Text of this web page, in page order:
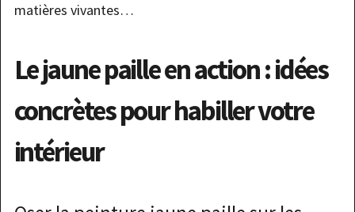
matières vivantes…
Le jaune paille en action : idées
concrètes pour habiller votre
intérieur